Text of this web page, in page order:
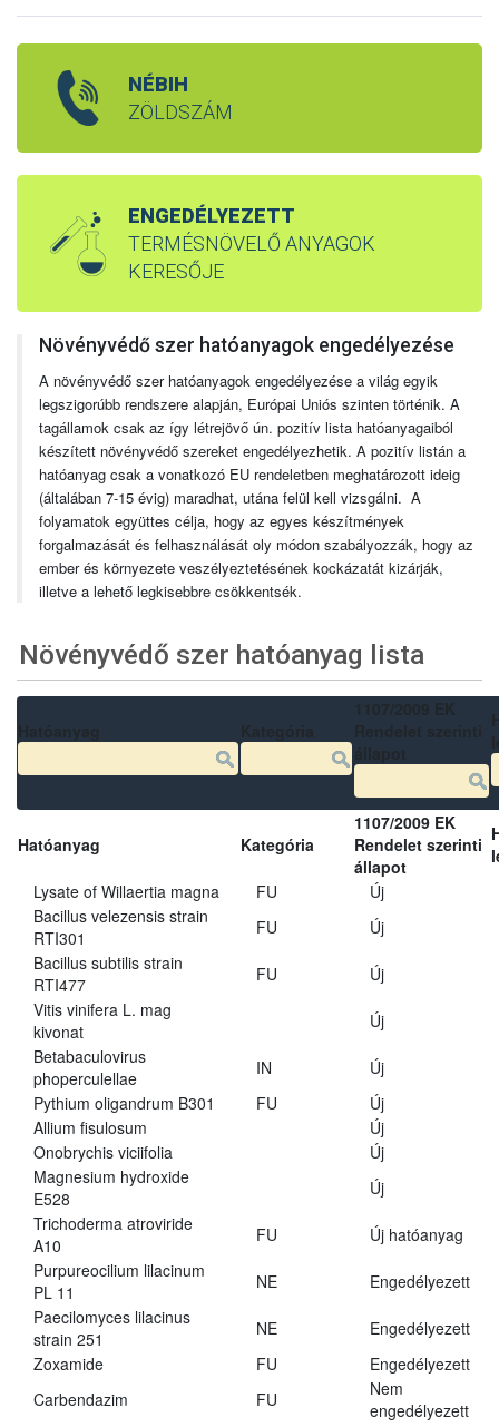
NÉBIH
ZÖLDSZÁM
ENGEDÉLYEZETT
TERMÉSNÖVELŐ ANYAGOK
KERESŐJE
Növényvédő szer hatóanyagok engedélyezése
A növényvédő szer hatóanyagok engedélyezése a világ egyik
legszigorúbb rendszere alapján, Európai Uniós szinten történik. A
tagállamok csak az így létrejövő ún. pozitív lista hatóanyagaiból
készített növényvédő szereket engedélyezhetik. A pozitív listán a
hatóanyag csak a vonatkozó EU rendeletben meghatározott ideig
(általában 7-15 évig) maradhat, utána felül kell vizsgálni. A
folyamatok együttes célja, hogy az egyes készítmények
forgalmazását és felhasználását oly módon szabályozzák, hogy az
ember és környezete veszélyeztetésének kockázatát kizárják,
illetve a lehető legkisebbre csökkentsék.
Növényvédő szer hatóanyag lista
Hatóanyag Kategória
1107/2009 EK
Rendelet szerinti
állapot
Lysate of Willaertia magna
FU
Új
Bacillus velezensis strain
RTI301
FU
Új
Bacillus subtilis strain
RTI477
FU
Új
Vitis vinifera L. mag
kivonat
Új
Betabaculovirus
phoperculellae
IN
Új
Pythium oligandrum B301
FU
Új
Allium fisulosum
Új
Onobrychis viciifolia
Új
Magnesium hydroxide
E528
Új
Trichoderma atroviride
A10
FU
Új hatóanyag
Purpureocilium lilacinum
PL 11
NE
Engedélyezett
Paecilomyces lilacinus
strain 251
NE
Engedélyezett
Zoxamide
FU
Engedélyezett
Carbendazim
FU
Nem
engedélyezett